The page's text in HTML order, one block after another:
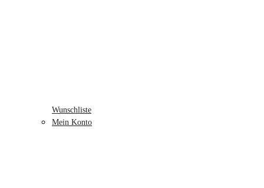
Wunschliste
Mein Konto